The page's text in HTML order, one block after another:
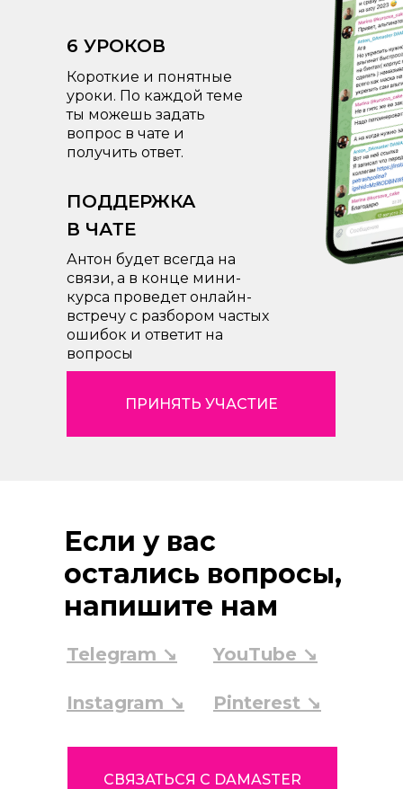
6 УРОКОВ
Короткие и понятные
уроки. По каждой теме
ты можешь задать
вопрос в чате и
получить ответ.
ПОДДЕРЖКА
В ЧАТЕ
Антон будет всегда на
связи, а в конце мини-
курса проведет онлайн-
встречу с разбором частых
ошибок и ответит на
вопросы
ПРИНЯТЬ УЧАСТИЕ
Если у вас
остались вопросы,
напишите нам
СВЯЗАТЬСЯ С DAMASTER
Telegram ↘
Instagram ↘ Pinterest ↘
YouTube ↘